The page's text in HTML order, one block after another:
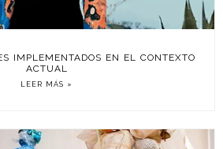
IMPLEMENTADOS EN EL CONTEXTO
ACTUAL
LEER MÁS »